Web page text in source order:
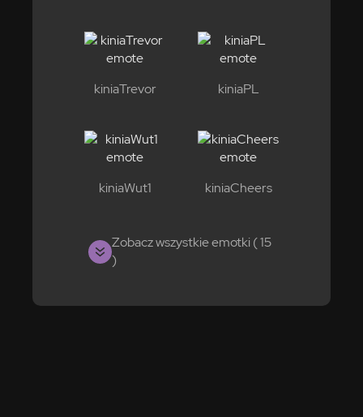
kiniaTrevor kiniaPL
kiniaWut1 kiniaCheers
Zobacz wszystkie emotki ( 15
)